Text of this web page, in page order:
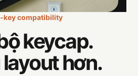
key compatibility
keycap.
hơn.